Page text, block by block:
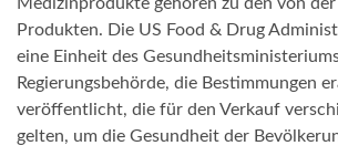
Produkten. Die US Food & Drug
eine Einheit des
Regierungsbehörde, die Bestimmungen
veröffentlicht, die für den Verkauf
gelten, um die Gesundheit der